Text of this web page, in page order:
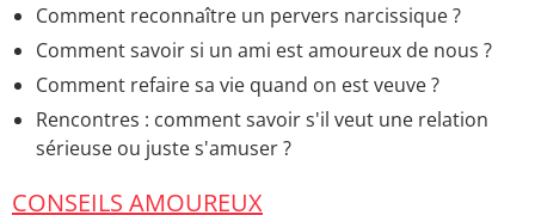
Comment reconnaître un pervers narcissique ?
Comment savoir si un ami est amoureux de nous ?
Comment refaire sa vie quand on est veuve ?
Rencontres : comment savoir s'il veut une relation
sérieuse ou juste s'amuser ?
CONSEILS AMOUREUX